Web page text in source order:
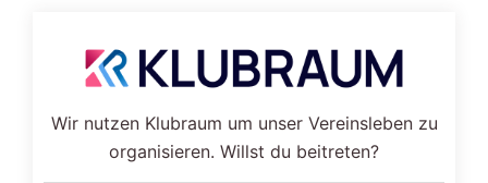
Wir nutzen Klubraum um unser Vereinsleben zu
organisieren. Willst du beitreten?